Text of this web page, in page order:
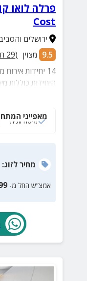
Cost
ירושלים
9.5 מצוין (
29
14 יחידות
היחידות כוללות
בחיבור
מאפייני
מיטה זוגית
מחירלזוג:
אמצ”ש החל מ-